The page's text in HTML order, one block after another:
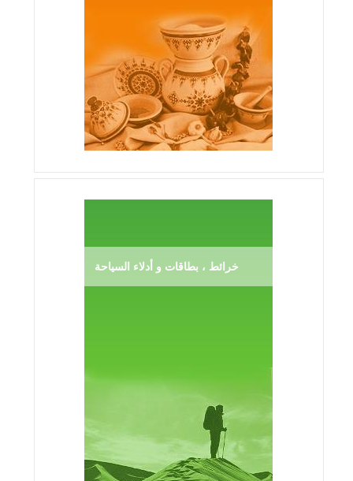
خرائط ، بطاقات و أدلاء السياحة